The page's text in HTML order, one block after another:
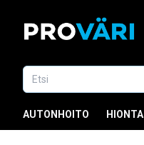
AUTONHOITO HIONTA